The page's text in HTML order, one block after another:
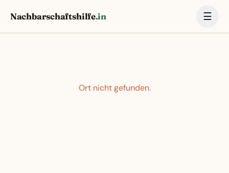
Nachbarschaftshilfe.in ☰
Ort nicht gefunden.